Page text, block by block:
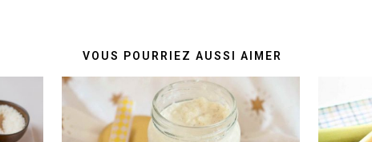
VOUS POURRIEZ AUSSI AIMER